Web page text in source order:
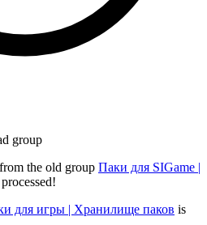
group
the old group Паки для SIGame |
для игры | Хранилище паков is